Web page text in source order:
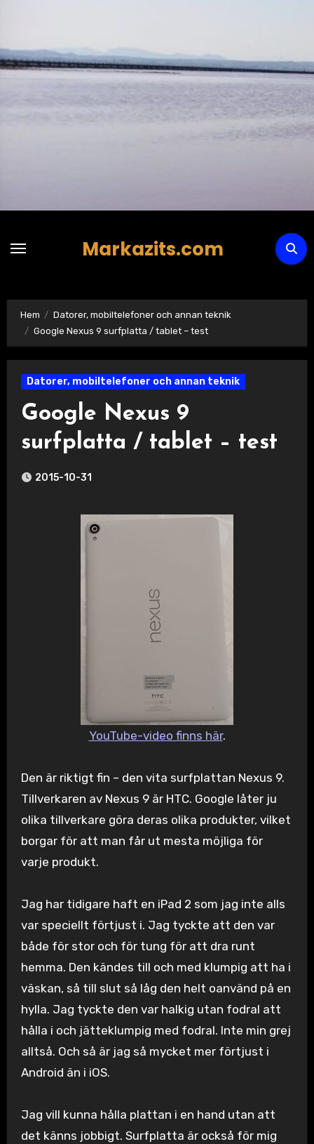
innehåll
Markazits.com
Hem
Datorer, mobiltelefoner och annan teknik
Google Nexus 9 surfplatta / tablet – test
Datorer, mobiltelefoner och annan teknik
Google Nexus 9
surfplatta / tablet – test
2015-10-31
YouTube-video finns här.
Den är riktigt fin – den vita surfplattan Nexus 9.
Tillverkaren av Nexus 9 är HTC. Google låter ju
olika tillverkare göra deras olika produkter, vilket
borgar för att man får ut mesta möjliga för
varje produkt.
Jag har tidigare haft en iPad 2 som jag inte alls
var speciellt förtjust i. Jag tyckte att den var
både för stor och för tung för att dra runt
hemma. Den kändes till och med klumpig att ha i
väskan, så till slut så låg den helt oanvänd på en
hylla. Jag tyckte den var halkig utan fodral att
hålla i och jätteklumpig med fodral. Inte min grej
alltså. Och så är jag så mycket mer förtjust i
Android än i iOS.
Jag vill kunna hålla plattan i en hand utan att
det känns jobbigt. Surfplatta är också för mig